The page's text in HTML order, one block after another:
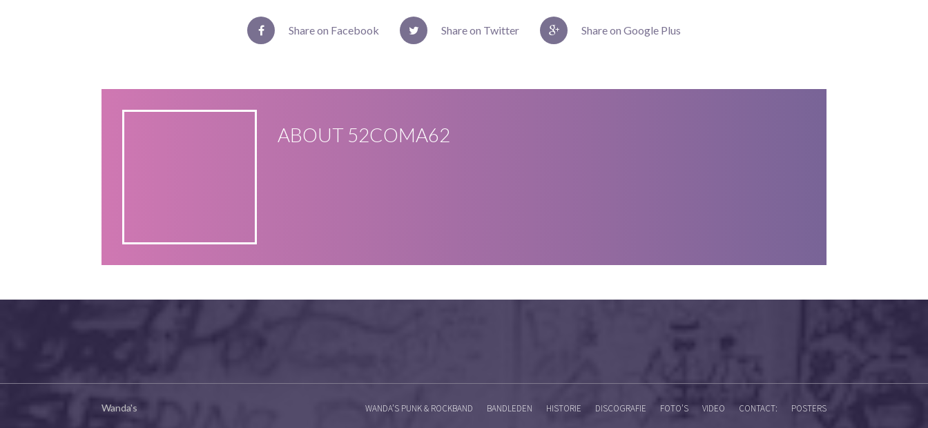
Share on Facebook Share on Twitter Share on Google Plus
ABOUT 52COMA62
Wanda's WANDA’S PUNK & ROCKBAND BANDLEDEN HISTORIE DISCOGRAFIE FOTO’S VIDEO CONTACT: POSTERS